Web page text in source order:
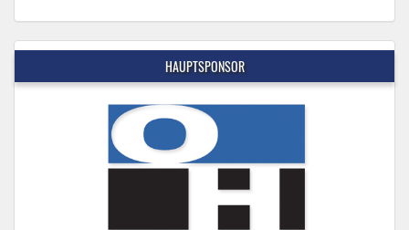
HAUPTSPONSOR